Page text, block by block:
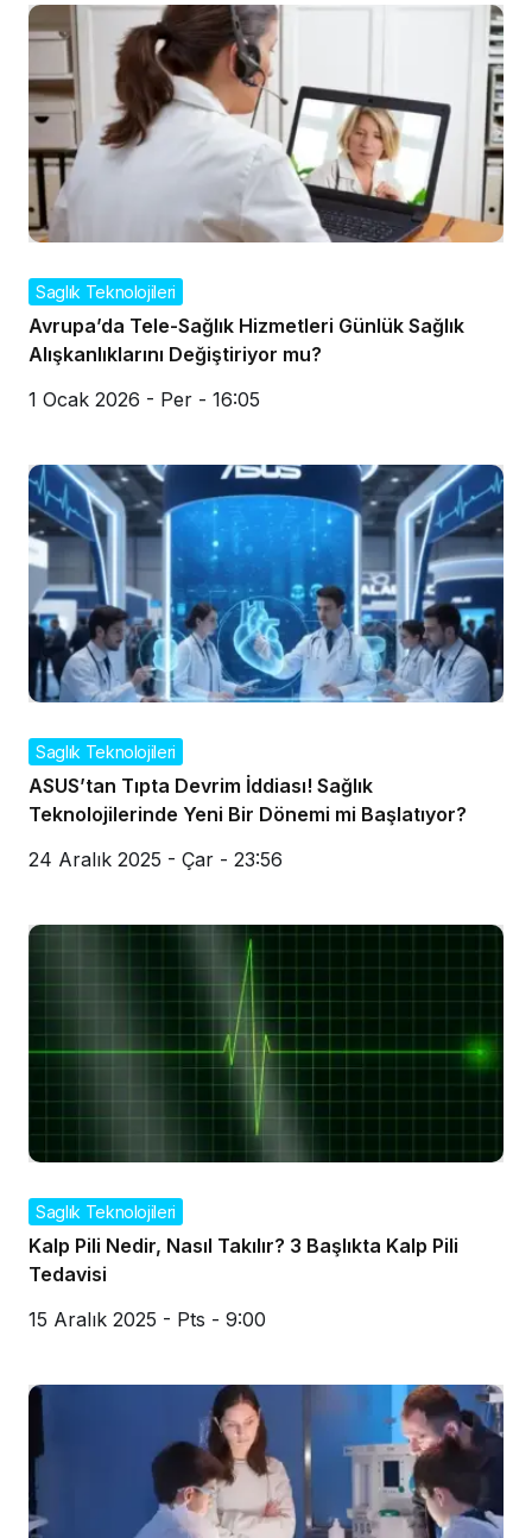
Saglık Teknolojileri
Avrupa’da Tele-Sağlık Hizmetleri Günlük Sağlık
Alışkanlıklarını Değiştiriyor mu?
1 Ocak 2026 - Per - 16:05
Saglık Teknolojileri
ASUS’tan Tıpta Devrim İddiası! Sağlık
Teknolojilerinde Yeni Bir Dönemi mi Başlatıyor?
24 Aralık 2025 - Çar - 23:56
Saglık Teknolojileri
Kalp Pili Nedir, Nasıl Takılır? 3 Başlıkta Kalp Pili
Tedavisi
15 Aralık 2025 - Pts - 9:00